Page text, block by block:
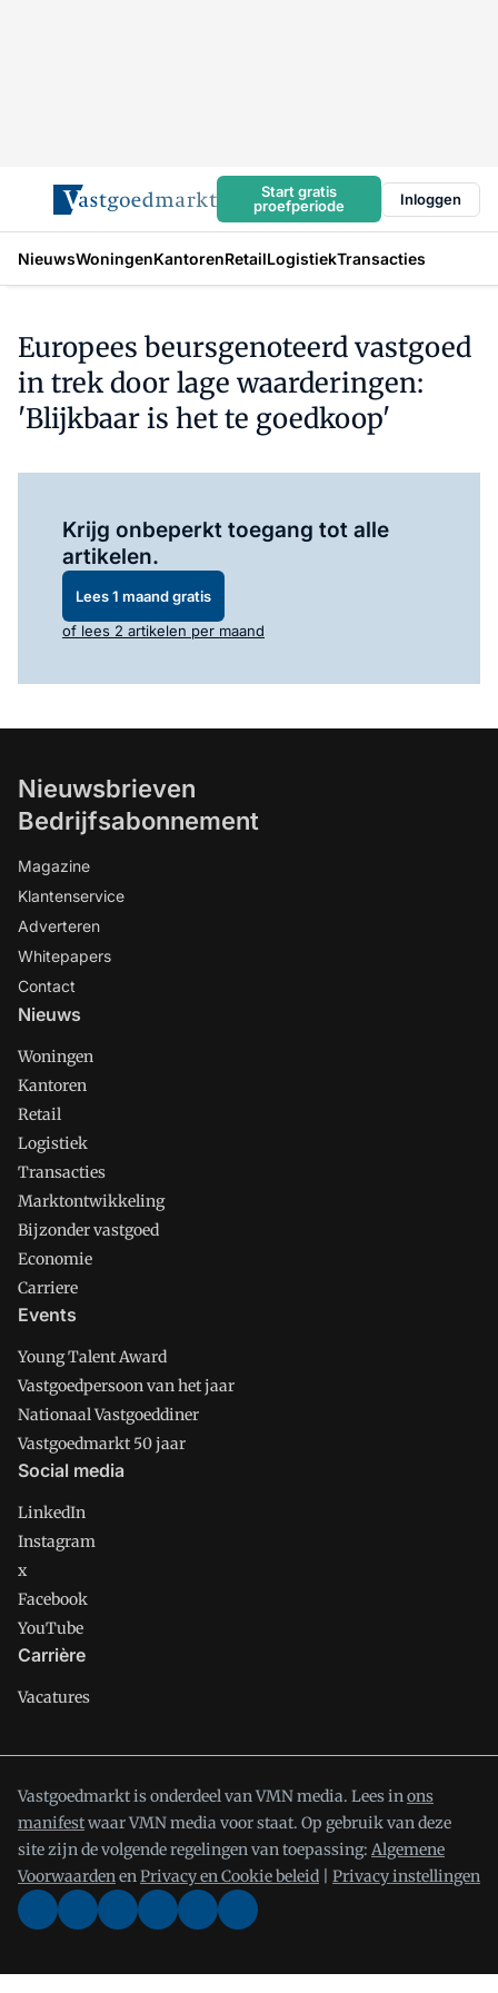
Start gratis
proefperiode
Inloggen
NieuwsWoningenKantorenRetailLogistiekTransacties
Europees beursgenoteerd vastgoed
in trek door lage waarderingen:
'Blijkbaar is het te goedkoop'
Krijg onbeperkt toegang tot alle
artikelen.
Lees 1 maand gratis
of lees 2 artikelen per maand
Nieuwsbrieven
Bedrijfsabonnement
Magazine
Klantenservice
Adverteren
Whitepapers
Contact
Nieuws
Woningen
Kantoren
Retail
Logistiek
Transacties
Marktontwikkeling
Bijzonder vastgoed
Economie
Carriere
Events
Young Talent Award
Vastgoedpersoon van het jaar
Nationaal Vastgoeddiner
Vastgoedmarkt 50 jaar
Social media
LinkedIn
Instagram
x
Facebook
YouTube
Carrière
Vacatures
Vastgoedmarkt is onderdeel van VMN media. Lees inons
manifestwaar VMN media voor staat. Op gebruik van deze
site zijn de volgende regelingen van toepassing: Algemene
VoorwaardenenPrivacy en Cookie beleid Privacy instellingen